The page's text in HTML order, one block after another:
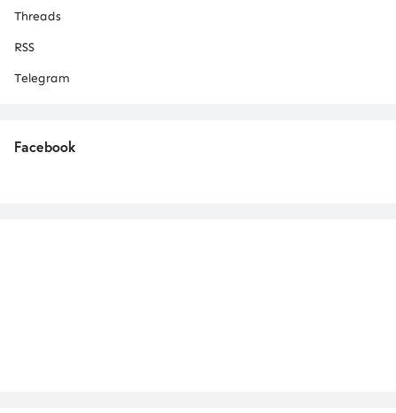
Threads
RSS
Telegram
Facebook